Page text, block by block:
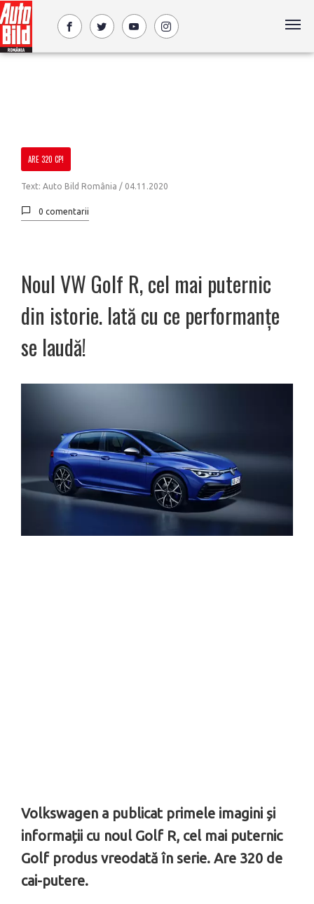
ARE 320 CP!
Text: Auto Bild România / 04.11.2020
0 comentarii
Noul VW Golf R, cel mai puternic
din istorie. Iată cu ce performanțe
se laudă!
Volkswagen a publicat primele imagini și
informații cu noul Golf R, cel mai puternic
Golf produs vreodată în serie. Are 320 de
cai-putere.